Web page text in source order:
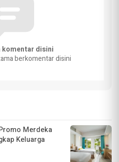
komentar disini
berkomentar disini
Merdeka
Keluarga